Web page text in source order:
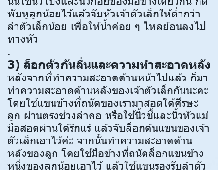
พับหูลูกน้อยไว้แล้วจับหัวเจ้าตัวเล็กให้ต่ำกว่า
ลำตัวเล็กน้อย เพื่อให้น้ำค่อย ๆ ไหลย้อนลงไป
ทางหัว
.
3) ล็อกตัวกันลื่นและความทำสะอาดหลัง
หลังจากที่ทำความสะอาดด้านหน้าไปแล้ว ก็มา
ทำความสะอาดด้านหลังของเจ้าตัวเล็กกันนะคะ
โดยใช้แขนข้างที่ถนัดของเรามาสอดใต้ศีรษะ
ลูก ผ่านตรงช่วงลำคอ หรือใช้นิ้วชี้และนิ้วหัวแม่
มือสอดผ่านใต้รักแร้ แล้วจับล็อกต้นแขนของเจ้า
ตัวเล็กเอาไว้ค่ะ จากนั้นทำความสะอาดด้าน
หลังของลูก โดยใช้มือข้างที่ถนัดล็อกแขนข้าง
หนึ่งของลูกน้อยเอาไว้ แล้วใช้แขนรองรับลำตัว